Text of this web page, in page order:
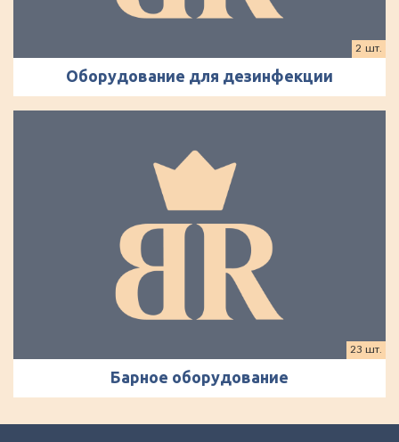
Оборудование для дезинфекции
2 шт.
Барное оборудование
23 шт.